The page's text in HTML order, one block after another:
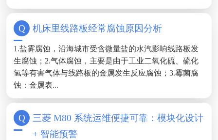
机床里线路板经常腐蚀原因分析
1.盐雾腐蚀，沿海城市受含微量盐的水汽影响线路板发
生腐蚀；2.气体腐蚀，主要是由于工业二氧化硫、硫化
氢等有害气体与线路板的金属发生反应腐蚀；3.霉菌腐
蚀：金属表...
三菱 M80 系统运维便捷可靠：模块化设计
+ 智能预警